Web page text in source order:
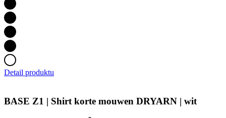
Detail produktu
BASE Z1 | Shirt korte mouwen DRYARN | wit